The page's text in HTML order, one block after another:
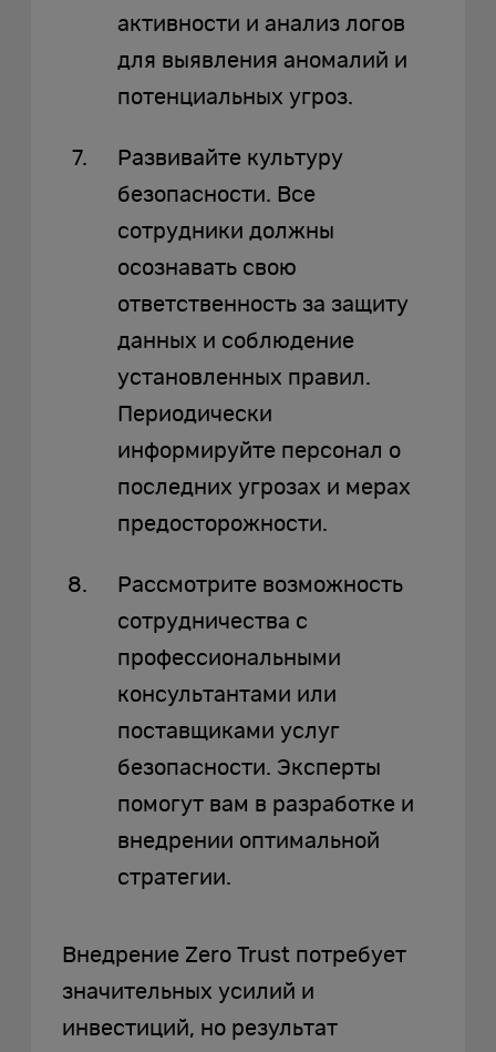
активности и анализ логов
для выявления аномалий и
потенциальных угроз.
Развивайте культуру
безопасности. Все
сотрудники должны
осознавать свою
ответственность за защиту
данных и соблюдение
установленных правил.
Периодически
информируйте персонал о
последних угрозах и мерах
предосторожности.
Рассмотрите возможность
сотрудничества с
профессиональными
консультантами или
поставщиками услуг
безопасности. Эксперты
помогут вам в разработке и
внедрении оптимальной
стратегии.
Внедрение Zero Trust потребует
значительных усилий и
инвестиций, но результат